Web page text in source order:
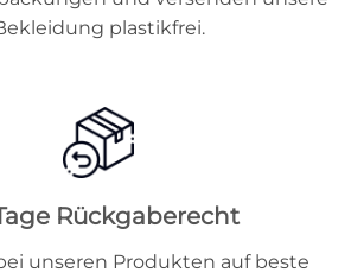
plastikfrei.
Rückgaberecht
unseren Produkten auf beste